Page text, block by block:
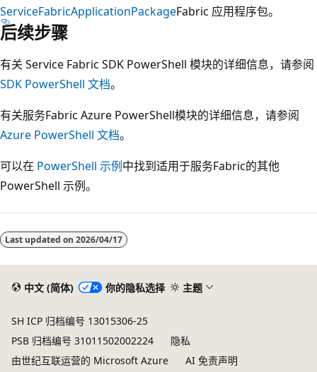
ServiceFabricApplicationPackageFabric 应用程序包。
后续步骤
有关 Service Fabric SDK PowerShell 模块的详细信息，请参阅
SDK PowerShell 文档。
有关服务Fabric Azure PowerShell模块的详细信息，请参阅
Azure PowerShell 文档。
可以在 PowerShell 示例中找到适用于服务Fabric的其他
PowerShell 示例。
模
式
Last updated on 2026/04/17
中文 (简体) 你的隐私选择 主题
SH ICP 归档编号 13015306-25
PSB 归档编号 31011502002224
隐私
由世纪互联运营的 Microsoft Azure
AI 免责声明